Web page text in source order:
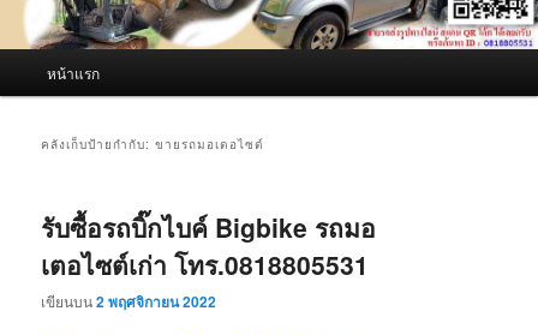
หน้าแรก
คลังเก็บป้ายกำกับ:ขายรถมอเตอไซต์
รับซื้อรถบิ๊กไบค์ Bigbike รถมอ
เตอไซต์เก่า โทร.0818805531
เขียนบน2 พฤศจิกายน 2022